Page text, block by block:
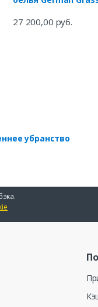
27 200,00 руб.
убранство